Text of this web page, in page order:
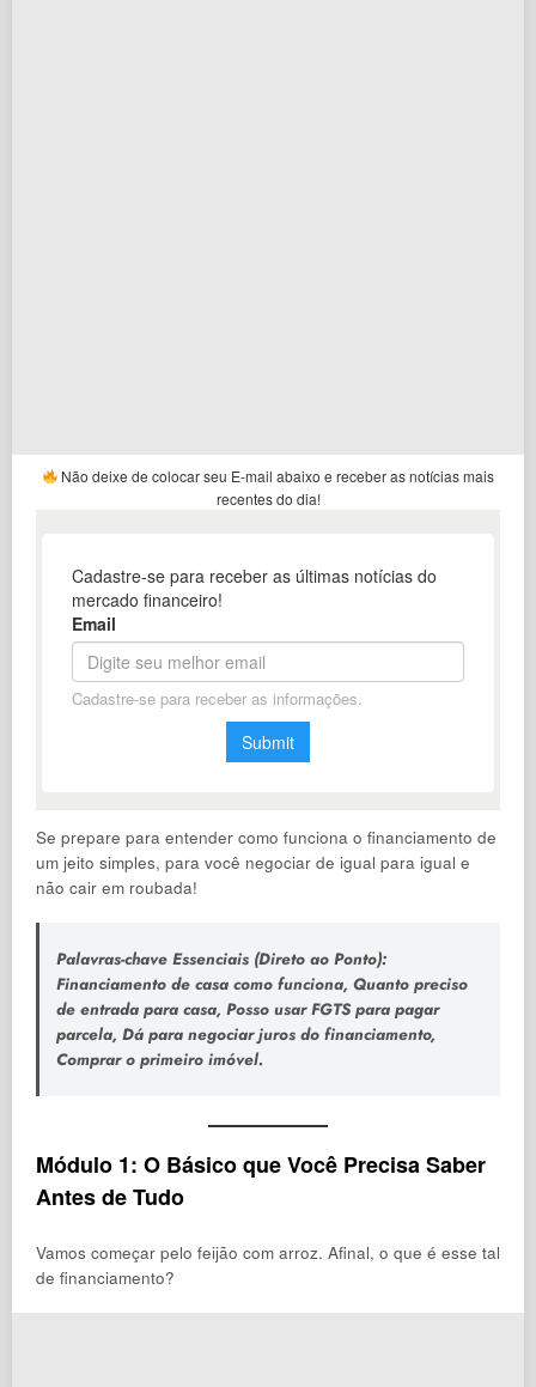
Não deixe de colocar seu E-mail abaixo e receber as notícias mais
recentes do dia!
Se prepare para entender como funciona o financiamento de
um jeito simples, para você negociar de igual para igual e
não cair em roubada!
Palavras-chave Essenciais (Direto ao Ponto):
Financiamento de casa como funciona, Quanto preciso
de entrada para casa, Posso usar FGTS para pagar
parcela, Dá para negociar juros do financiamento,
Comprar o primeiro imóvel.
Módulo 1: O Básico que Você Precisa Saber
Antes de Tudo
Vamos começar pelo feijão com arroz. Afinal, o que é esse tal
de financiamento?